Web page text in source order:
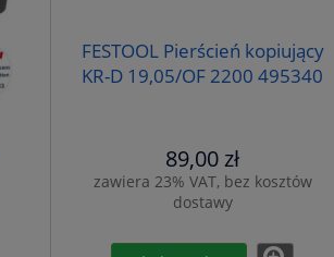
FESTOOL Pierścień kopiujący
KR-D 19,05/OF 2200 495340
89,00 zł
zawiera 23% VAT, bez kosztów
dostawy